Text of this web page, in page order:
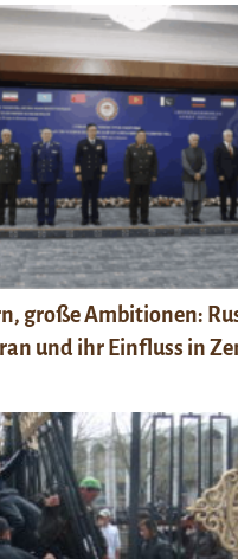
große Ambitionen:
und ihr Einfluss in